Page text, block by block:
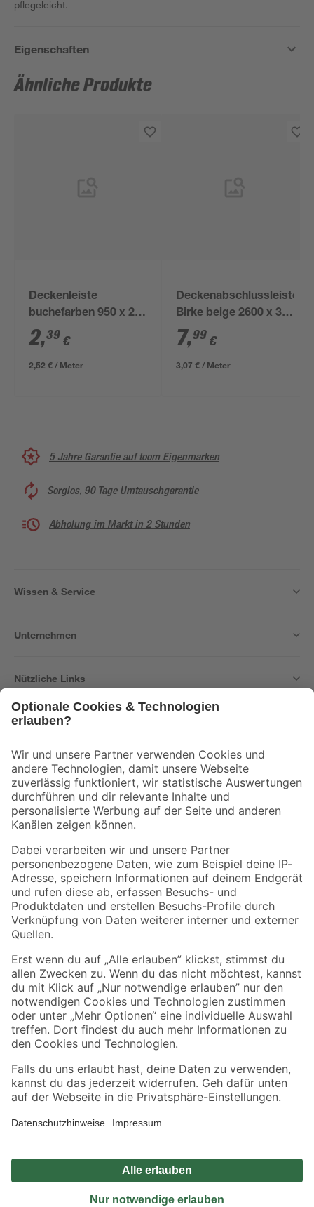
pflegeleicht.
Eigenschaften
Ähnliche Produkte
Deckenleiste
buchefarben 950 x 20
x 5 mm
2,39 €
2,52 € / Meter
Deckenabschlussleiste
Birke beige 2600 x 36
x 17 mm
7,99 €
3,07 € / Meter
5 Jahre Garantie auf toom Eigenmarken
Sorglos, 90 Tage Umtauschgarantie
Abholung im Markt in 2 Stunden
Wissen & Service
Unternehmen
Nützliche Links
Der toom Newsletter: Keine Angebote und Aktionen mehr verpassen!
Zur Newsletter Anmeldung
Folge uns
Zahlungsarten Versandarten
Sicher einkaufen
Jetzt die toom-App herunterladen
Alle Preisangaben in EUR inkl. gesetzl. MwSt.. Die dargestellten Angebote sind unter
Umständen nicht in allen Märkten verfügbar. Die angegebenen Verfügbarkeiten beziehen
Produkte nur solange der Vorrat reicht.
*Paketversand ab 59 € versandkostenfrei, gilt nicht für Artikel mit Speditionsversand, hier
Privatsphäre Impressum
Nutzungsbedingungen
Widerrufsrecht
Vertrag widerrufen